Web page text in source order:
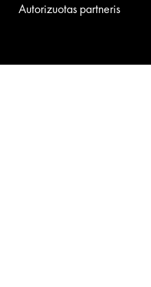
Autorizuotas partneris